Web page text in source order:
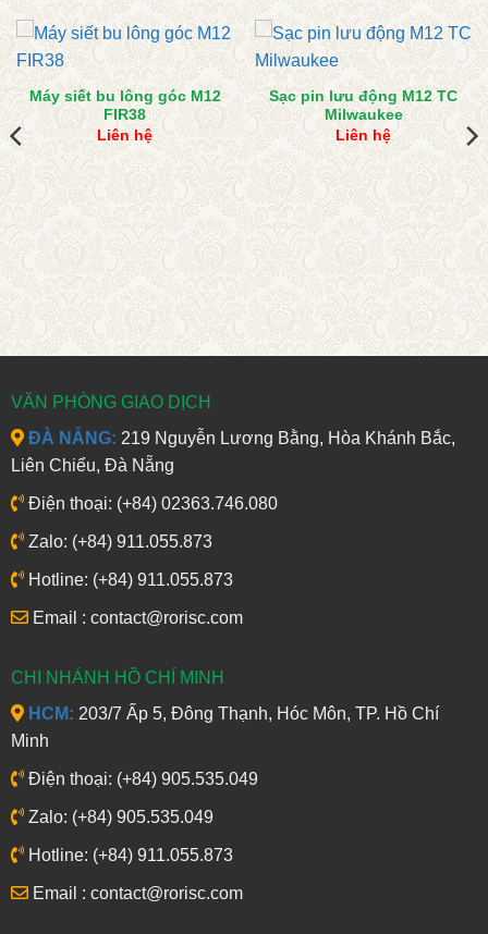
Máy siết bu lông góc M12
FIR38
Liên hệ
Sạc pin lưu động M12 TC
Milwaukee
Liên hệ
VĂN PHÒNG GIAO DỊCH
ĐÀ NẴNG: 219 Nguyễn Lương Bằng, Hòa Khánh Bắc,
Liên Chiểu, Đà Nẵng
Điện thoại: (+84) 02363.746.080
Zalo: (+84) 911.055.873
Hotline: (+84) 911.055.873
Email : contact@rorisc.com
CHI NHÁNH HỒ CHÍ MINH
HCM: 203/7 Ấp 5, Đông Thạnh, Hóc Môn, TP. Hồ Chí
Minh
Điện thoại: (+84) 905.535.049
Zalo: (+84) 905.535.049
Hotline: (+84) 911.055.873
Email : contact@rorisc.com